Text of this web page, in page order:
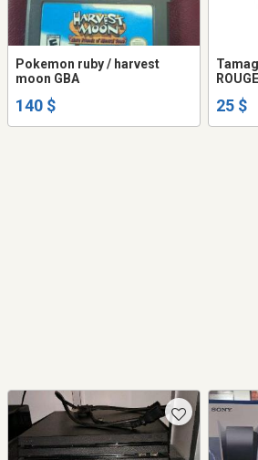
Pokemon ruby / harvest
moon GBA
140 $ 25 $